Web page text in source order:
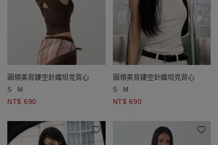
圓領美背鏤空針織坦克背心
S M
NT$ 690
圓領美背鏤空針織坦克背心
S M
NT$ 690